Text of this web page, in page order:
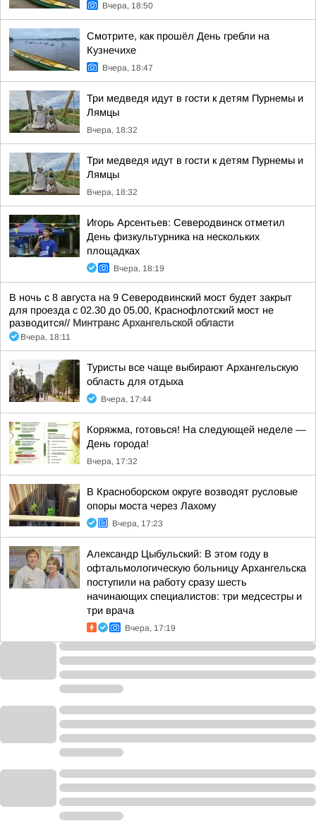
Вчера, 18:50
Смотрите, как прошёл День гребли на
Кузнечихе
Вчера, 18:47
Три медведя идут в гости к детям Пурнемы и
Лямцы
Вчера, 18:32
Три медведя идут в гости к детям Пурнемы и
Лямцы
Вчера, 18:32
Игорь Арсентьев: Северодвинск отметил
День физкультурника на нескольких
площадках
Вчера, 18:19
В ночь с 8 августа на 9 Северодвинский мост будет закрыт
для проезда с 02.30 до 05.00, Краснофлотский мост не
разводится// Минтранс Архангельской области
Вчера, 18:11
Туристы все чаще выбирают Архангельскую
область для отдыха
Вчера, 17:44
Коряжма, готовься! На следующей неделе —
День города!
Вчера, 17:32
В Красноборском округе возводят русловые
опоры моста через Лахому
Вчера, 17:23
Александр Цыбульский: В этом году в
офтальмологическую больницу Архангельска
поступили на работу сразу шесть
начинающих специалистов: три медсестры и
три врача
Вчера, 17:19